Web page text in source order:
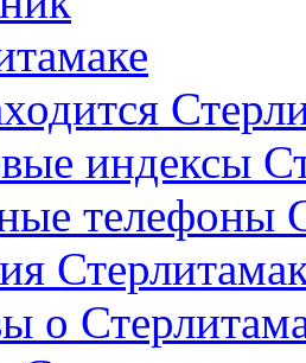
индексы
телефоны
о